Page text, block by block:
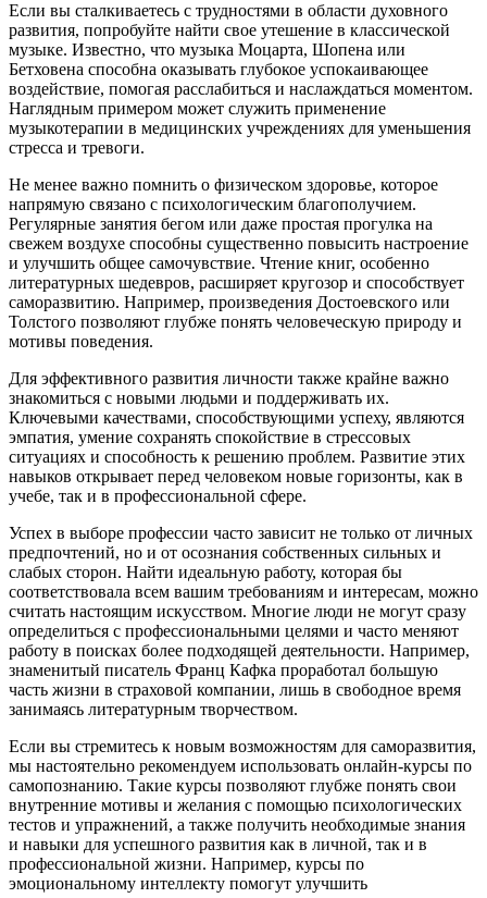
Если вы сталкиваетесь с трудностями в области духовного
развития, попробуйте найти свое утешение в классической
музыке. Известно, что музыка Моцарта, Шопена или
Бетховена способна оказывать глубокое успокаивающее
воздействие, помогая расслабиться и наслаждаться моментом.
Наглядным примером может служить применение
музыкотерапии в медицинских учреждениях для уменьшения
стресса и тревоги.
Не менее важно помнить о физическом здоровье, которое
напрямую связано с психологическим благополучием.
Регулярные занятия бегом или даже простая прогулка на
свежем воздухе способны существенно повысить настроение
и улучшить общее самочувствие. Чтение книг, особенно
литературных шедевров, расширяет кругозор и способствует
саморазвитию. Например, произведения Достоевского или
Толстого позволяют глубже понять человеческую природу и
мотивы поведения.
Для эффективного развития личности также крайне важно
знакомиться с новыми людьми и поддерживать их.
Ключевыми качествами, способствующими успеху, являются
эмпатия, умение сохранять спокойствие в стрессовых
ситуациях и способность к решению проблем. Развитие этих
навыков открывает перед человеком новые горизонты, как в
учебе, так и в профессиональной сфере.
Успех в выборе профессии часто зависит не только от личных
предпочтений, но и от осознания собственных сильных и
слабых сторон. Найти идеальную работу, которая бы
соответствовала всем вашим требованиям и интересам, можно
считать настоящим искусством. Многие люди не могут сразу
определиться с профессиональными целями и часто меняют
работу в поисках более подходящей деятельности. Например,
знаменитый писатель Франц Кафка проработал большую
часть жизни в страховой компании, лишь в свободное время
занимаясь литературным творчеством.
Если вы стремитесь к новым возможностям для саморазвития,
мы настоятельно рекомендуем использовать онлайн-курсы по
самопознанию. Такие курсы позволяют глубже понять свои
внутренние мотивы и желания с помощью психологических
тестов и упражнений, а также получить необходимые знания
и навыки для успешного развития как в личной, так и в
профессиональной жизни. Например, курсы по
эмоциональному интеллекту помогут улучшить